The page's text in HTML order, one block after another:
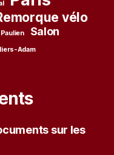
vélo
Salon
Adam
sur les